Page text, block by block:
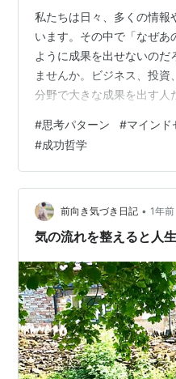
私たちは日々、多くの情報
います。その中で「なぜあ
ように成果を出せないのだ
ませんか。ビジネス、投
分野で大きな成果を出す人
偶然の産物ではありません
際の成功事例から明らかに
識に実践している思考の
この型を理解し、自分自
誰でも成果を引き寄せるこ
#思考パターン #マインド
#成功哲学
前向き気づき日記 • 1年前
気の流れを整えると人